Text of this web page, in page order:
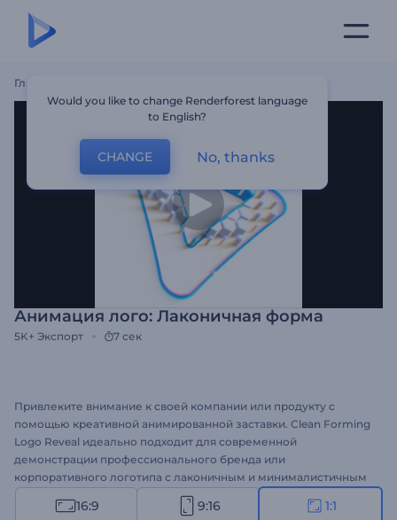
Главная
Анимация лого: Лаконичная форма
5K+ Экспорт 7 сек
Привлеките внимание к своей компании или продукту с
помощью креативной анимированной заставки. Clean Forming
Logo Reveal идеально подходит для современной
демонстрации профессионального бренда или
корпоративного логотипа с лаконичным и минималистичным
дизайном. Загрузите свой логотип, введите слоган и получите
анимацию логотипа
высокого разрешения, созданную с
16:9 9:16 1:1
Would you like to change Renderforest language
to English?
CHANGE No, thanks